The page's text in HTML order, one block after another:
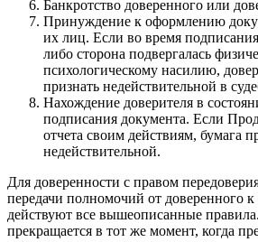
Банкротство доверенного или
Принуждение к оформлению
их лиц. Если во время
либо сторона подвергалась
психологическому насилию,
признать недействительной в
Нахождение доверителя в
подписания документа. Если
отчета своим действиям, бумага
недействительной.
Для доверенности с правом
передачи полномочий от доверенного
действуют все вышеописанные
прекращается в тот же момент, когда